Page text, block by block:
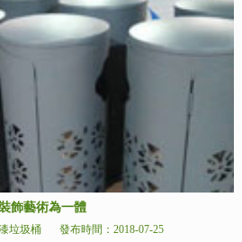
飾藝術為一體
垃圾桶
發布時間：2018-07-25